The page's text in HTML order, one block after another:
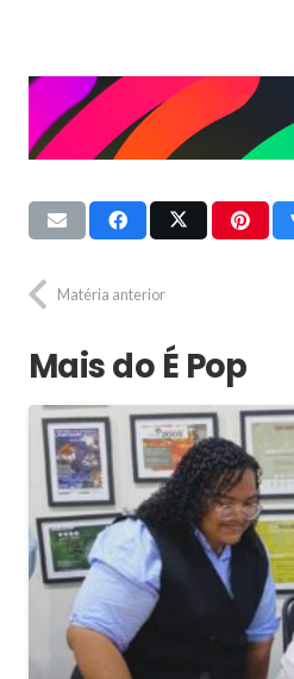
Matéria anterior
Mais do É Pop